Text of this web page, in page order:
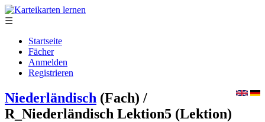
☰
Startseite
Fächer
Anmelden
Registrieren
Niederländisch (Fach) /
R_Niederländisch Lektion5 (Lektion)